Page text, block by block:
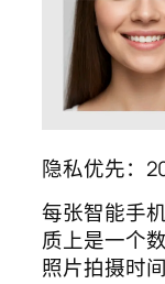
隐私优先：
每张智能手
质上是一个
照片拍摄时